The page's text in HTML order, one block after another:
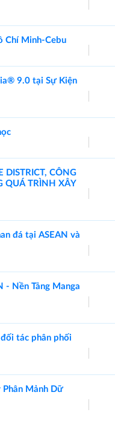
Chí Minh-Cebu
9.0 tại Sự Kiện
DISTRICT, CÔNG
QUÁ TRÌNH XÂY
đá tại ASEAN và
- Nền Tảng Manga
tác phân phối
Phân Mảnh Dữ